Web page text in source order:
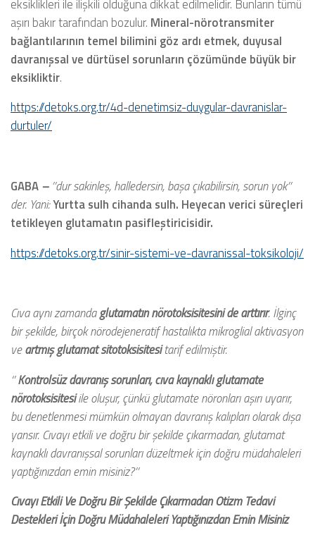
eksiklikleri ile ilişkili olduğuna dikkat edilmelidir. Bunların tümü
aşırı bakır tarafından bozulur. Mineral-nörotransmiter
bağlantılarının temel bilimini göz ardı etmek, duyusal
davranışsal ve dürtüsel sorunların çözümünde büyük bir
eksikliktir.
https://detoks.org.tr/4d-denetimsiz-duygular-davranislar-
durtuler/
GABA – ’’dur sakinleş, halledersin, başa çıkabilirsin, sorun yok’’
der. Yani:Yurtta sulh cihanda sulh. Heyecan verici süreçleri
tetikleyen glutamatın pasifleştiricisidir.
https://detoks.org.tr/sinir-sistemi-ve-davranissal-toksikoloji/
Cıva aynı zamandaglutamatın nörotoksisitesini de arttırır. İlginç
bir şekilde, birçok nörodejeneratif hastalıkta mikroglial aktivasyon
veartmış glutamat sitotoksisitesitarif edilmiştir.
‘’Kontrolsüz davranış sorunları, cıva kaynaklı glutamate
nörotoksisitesiile oluşur, çünkü glutamate nöronları aşırı uyarır,
bu denetlenmesi mümkün olmayan davranış kalıpları olarak dışa
yansır. Cıvayı etkili ve doğru bir şekilde çıkarmadan, glutamat
kaynaklı davranışsal sorunları düzeltmek için doğru müdahaleleri
yaptığınızdan emin misiniz?’’
Cıvayı Etkili Ve Doğru Bir Şekilde Çıkarmadan Otizm Tedavi
Destekleri İçin Doğru Müdahaleleri Yaptığınızdan Emin Misiniz